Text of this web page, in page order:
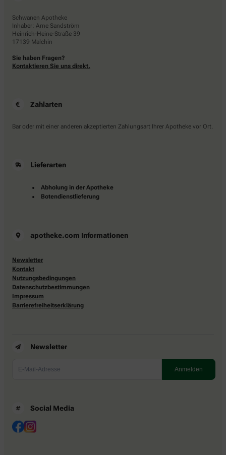
Schwanen Apotheke
Inhaber: Arne Sandström
Heinrich-Heine-Straße 39
17139 Malchin
Sie haben Fragen?
Kontaktieren Sie uns direkt.
Zahlarten
Bar oder mit einer anderen akzeptierten Zahlungsart Ihrer Apotheke vor Ort.
Lieferarten
Abholung in der Apotheke
Botendienstlieferung
apotheke.com Informationen
Newsletter
Kontakt
Nutzungsbedingungen
Datenschutzbestimmungen
Impressum
Barrierefreiheitserklärung
Newsletter
Social Media